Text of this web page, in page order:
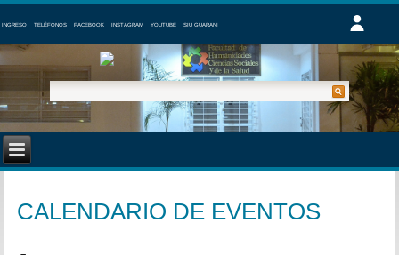
INGRESO TELÉFONOS FACEBOOK INSTAGRAM YOUTUBE SIU GUARANI
CALENDARIO DE EVENTOS